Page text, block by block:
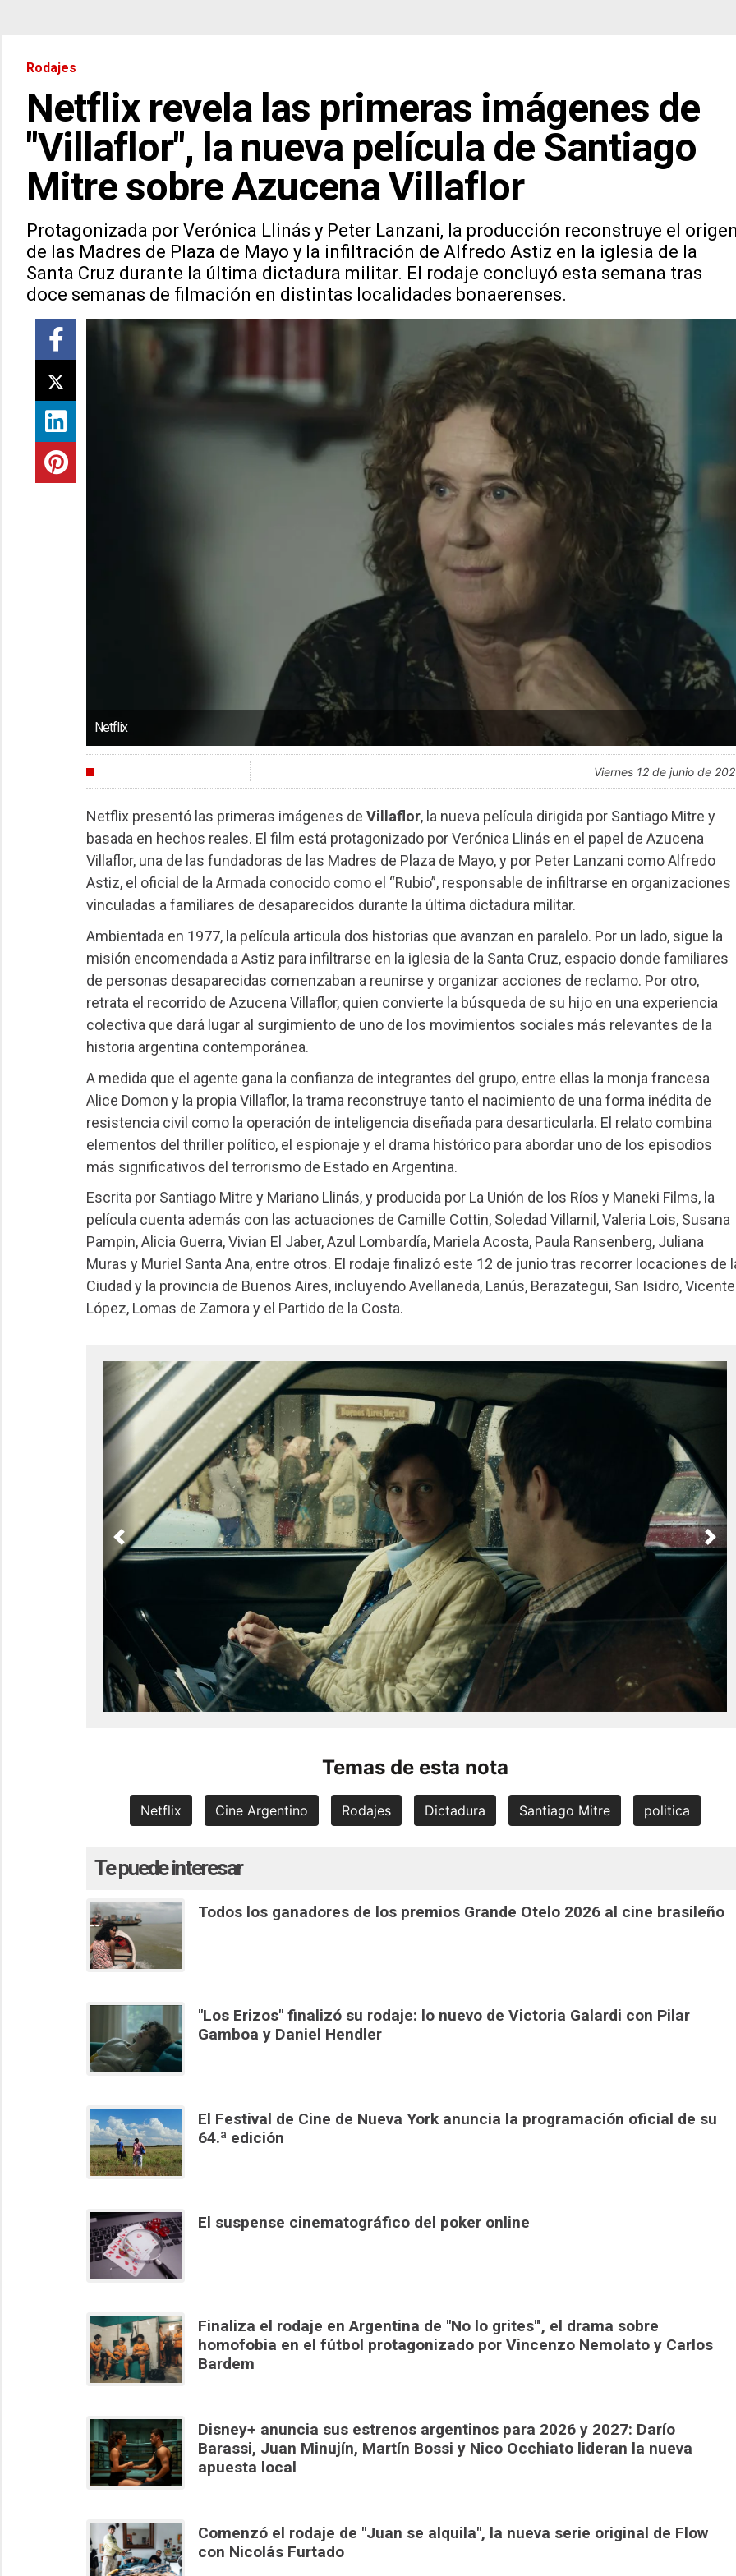
Rodajes
Netflix revela las primeras imágenes de
"Villaflor", la nueva película de Santiago
Mitre sobre Azucena Villaflor
Protagonizada por Verónica Llinás y Peter Lanzani, la producción reconstruye el
de las Madres de Plaza de Mayo y la infiltración de Alfredo Astiz en la iglesia de la
Santa Cruz durante la última dictadura militar. El rodaje concluyó esta semana tras
doce semanas de filmación en distintas localidades bonaerenses.
Netflix
viernes 12 de junio de
Netflix presentó las primeras imágenes de Villaflor, la nueva película dirigida por Santiago Mitre y
basada en hechos reales. El film está protagonizado por Verónica Llinás en el papel de Azucena
Villaflor, una de las fundadoras de las Madres de Plaza de Mayo, y por Peter Lanzani como Alfredo
Astiz, el oficial de la Armada conocido como el “Rubio”, responsable de infiltrarse en organizaciones
vinculadas a familiares de desaparecidos durante la última dictadura militar.
Ambientada en 1977, la película articula dos historias que avanzan en paralelo. Por un lado, sigue la
misión encomendada a Astiz para infiltrarse en la iglesia de la Santa Cruz, espacio donde familiares
de personas desaparecidas comenzaban a reunirse y organizar acciones de reclamo. Por otro,
retrata el recorrido de Azucena Villaflor, quien convierte la búsqueda de su hijo en una experiencia
colectiva que dará lugar al surgimiento de uno de los movimientos sociales más relevantes de la
historia argentina contemporánea.
A medida que el agente gana la confianza de integrantes del grupo, entre ellas la monja francesa
Alice Domon y la propia Villaflor, la trama reconstruye tanto el nacimiento de una forma inédita de
resistencia civil como la operación de inteligencia diseñada para desarticularla. El relato combina
elementos del thriller político, el espionaje y el drama histórico para abordar uno de los episodios
más significativos del terrorismo de Estado en Argentina.
Escrita por Santiago Mitre y Mariano Llinás, y producida por La Unión de los Ríos y Maneki Films, la
película cuenta además con las actuaciones de Camille Cottin, Soledad Villamil, Valeria Lois, Susana
Pampin, Alicia Guerra, Vivian El Jaber, Azul Lombardía, Mariela Acosta, Paula Ransenberg, Juliana
Muras y Muriel Santa Ana, entre otros. El rodaje finalizó este 12 de junio tras recorrer locaciones de
Ciudad y la provincia de Buenos Aires, incluyendo Avellaneda, Lanús, Berazategui, San Isidro, Vicente
López, Lomas de Zamora y el Partido de la Costa.
Previous
Temas de esta nota
Netflix Cine Argentino Rodajes Dictadura Santiago Mitre politica
Te puede interesar
Todos los ganadores de los premios Grande Otelo 2026 al cine brasileño
"Los Erizos" finalizó su rodaje: lo nuevo de Victoria Galardi con Pilar
Gamboa y Daniel Hendler
El Festival de Cine de Nueva York anuncia la programación oficial de su
64.ª edición
El suspense cinematográfico del poker online
Finaliza el rodaje en Argentina de "No lo grites"', el drama sobre
homofobia en el fútbol protagonizado por Vincenzo Nemolato y Carlos
Bardem
Disney+ anuncia sus estrenos argentinos para 2026 y 2027: Darío
Barassi, Juan Minujín, Martín Bossi y Nico Occhiato lideran la nueva
apuesta local
Comenzó el rodaje de "Juan se alquila", la nueva serie original de Flow
con Nicolás Furtado